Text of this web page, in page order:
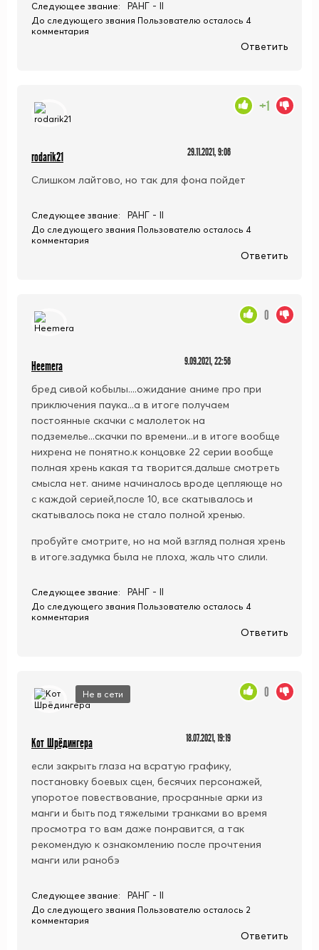
Следующее звание: РАНГ - II
До следующего звания Пользователю осталось 4
комментария
Ответить
rodarik21 29.11.2021, 9:06
Слишком лайтово, но так для фона пойдет
+1
Следующее звание: РАНГ - II
До следующего звания Пользователю осталось 4
комментария
Ответить
Heemera 9.09.2021, 22:56
бред сивой кобылы....ожидание аниме про при
приключения паука...а в итоге получаем
постоянные скачки с малолеток на
подземелье...скачки по времени...и в итоге вообще
нихрена не понятно.к концовке 22 серии вообще
полная хрень какая та творится.дальше смотреть
смысла нет. аниме начиналось вроде цепляюще но
с каждой серией,после 10, все скатывалось и
скатывалось пока не стало полной хренью.
пробуйте смотрите, но на мой взгляд полная хрень
в итоге.задумка была не плоха, жаль что слили.
0
Следующее звание: РАНГ - II
До следующего звания Пользователю осталось 4
комментария
Ответить
Не в сети
Кот Шрёдингера 18.07.2021, 19:19
если закрыть глаза на всратую графику,
постановку боевых сцен, бесячих персонажей,
упоротое повествование, просранные арки из
манги и быть под тяжелыми транками во время
просмотра то вам даже понравится, а так
рекомендую к ознакомлению после прочтения
манги или ранобэ
0
Следующее звание: РАНГ - II
До следующего звания Пользователю осталось 2
комментария
Ответить